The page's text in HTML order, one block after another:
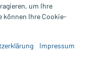
Versandkosten
ausschließlich für
durch einen Arzt. Bitte
| Diese Webseite benutzt
um Ihre
können Ihre Cookie-
Impressum